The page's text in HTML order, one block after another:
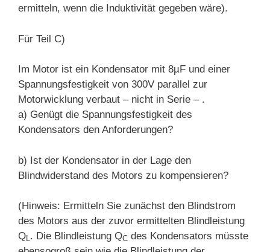
ermitteln, wenn die Induktivität gegeben wäre).
Für Teil C)
Im Motor ist ein Kondensator mit 8µF und einer
Spannungsfestigkeit von 300V parallel zur
Motorwicklung verbaut – nicht in Serie – .
a) Genügt die Spannungsfestigkeit des
Kondensators den Anforderungen?
b) Ist der Kondensator in der Lage den
Blindwiderstand des Motors zu kompensieren?
(Hinweis: Ermitteln Sie zunächst den Blindstrom
des Motors aus der zuvor ermittelten Blindleistung
QL. Die Blindleistung QC des Kondensators müsste